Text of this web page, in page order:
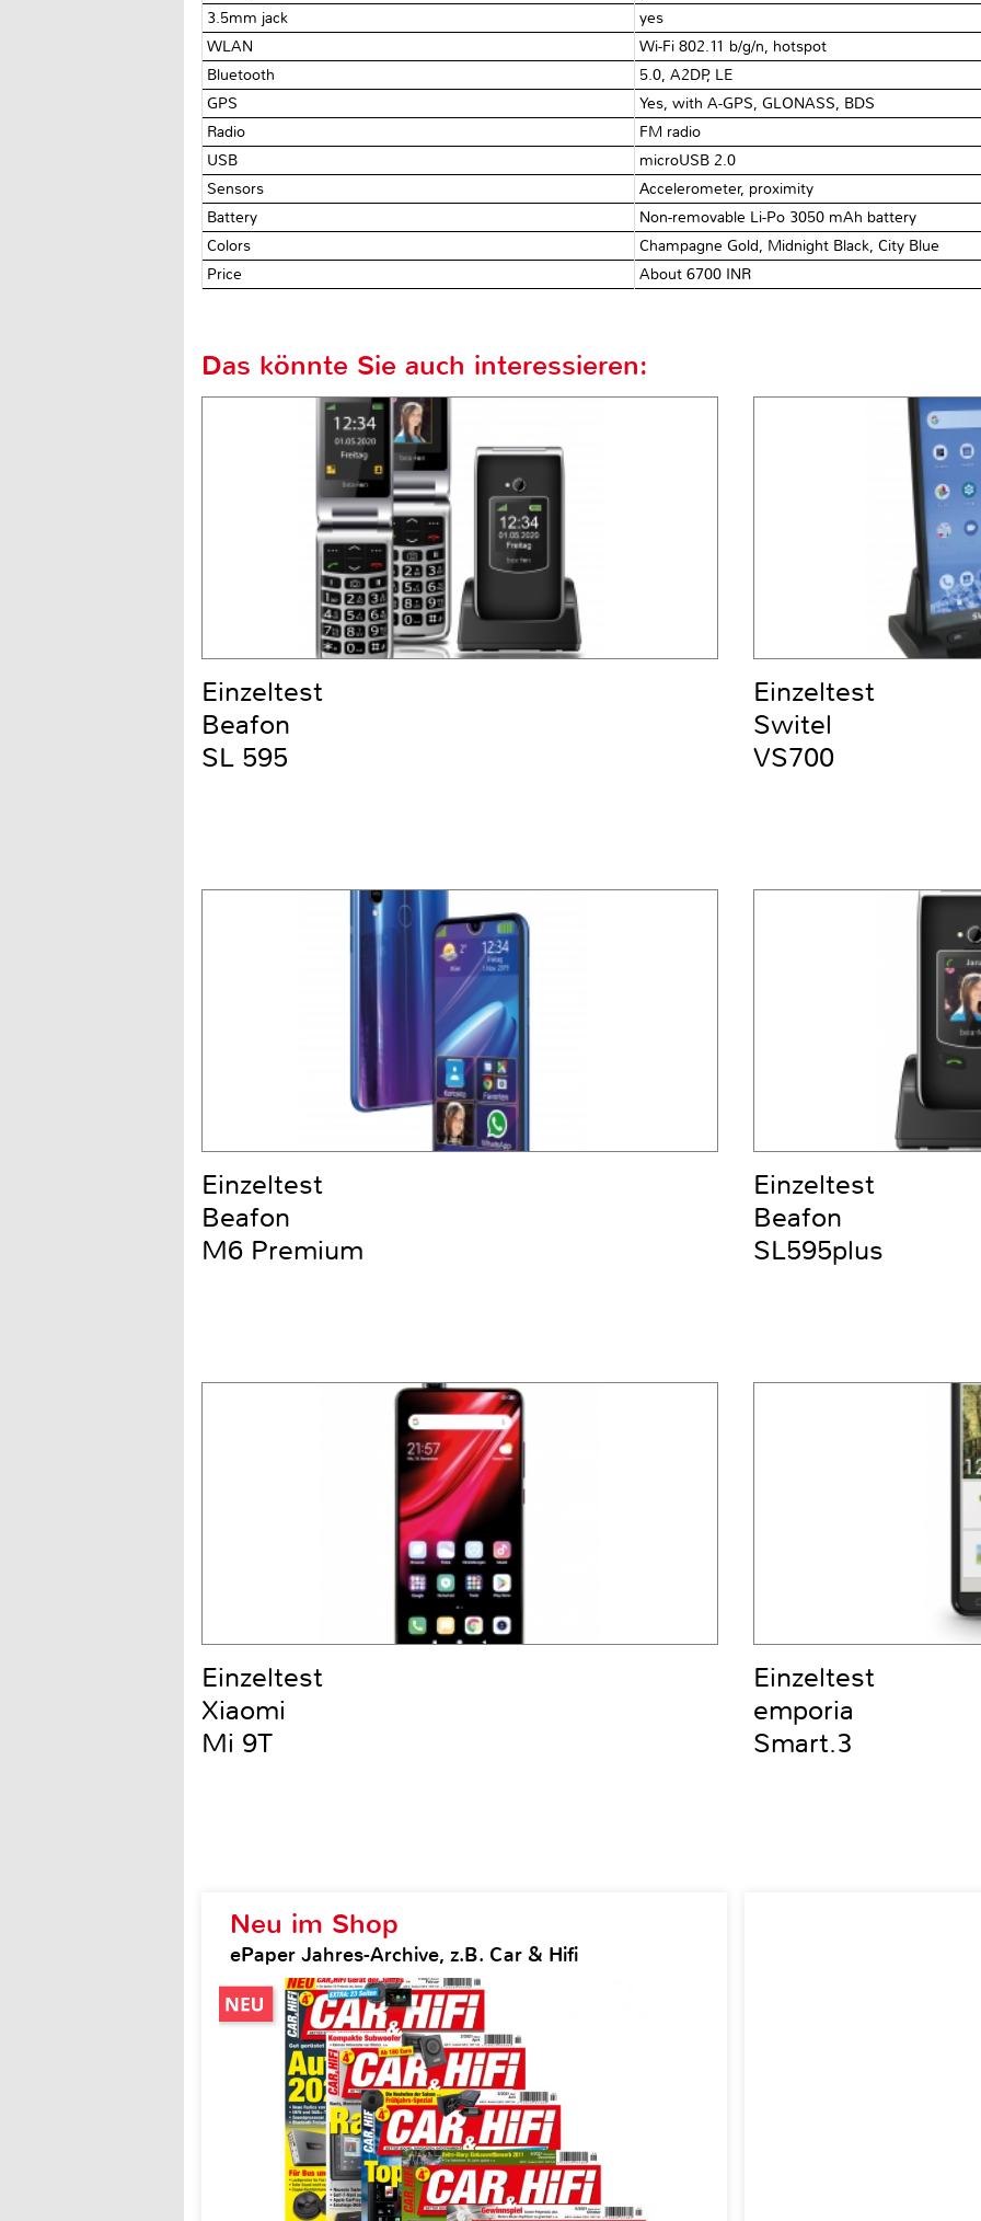
3.5mm jack
yes
WLAN
Wi-Fi 802.11 b/g/n, hotspot
Bluetooth
5.0, A2DP, LE
GPS
Yes, with A-GPS, GLONASS, BDS
Radio
FM radio
USB
microUSB 2.0
Sensors
Аccelerometer, proximity
Battery
Non-removable Li-Po 3050 mAh battery
Colors
Champagne Gold, Midnight Black, City Blue
Price
About 6700 INR
Neu im Shop
ePaper Jahres-Archive, z.B. Car & Hifi
Das könnte Sie auch interessieren:
Einzeltest
Beafon
SL 595
Einzeltest
Switel
VS700
Einzeltest
Beafon
M6 Premium
Einzeltest
Beafon
SL595plus
Einzeltest
Xiaomi
Mi 9T
Einzeltest
emporia
Smart.3